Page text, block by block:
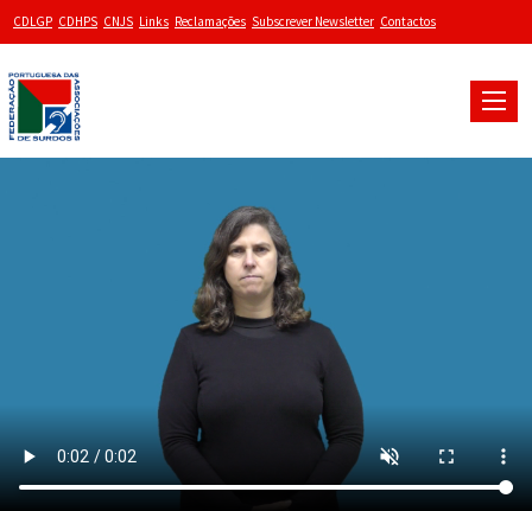
CDLGP CDHPS CNJS Links Reclamações Subscrever Newsletter Contactos
Toggle